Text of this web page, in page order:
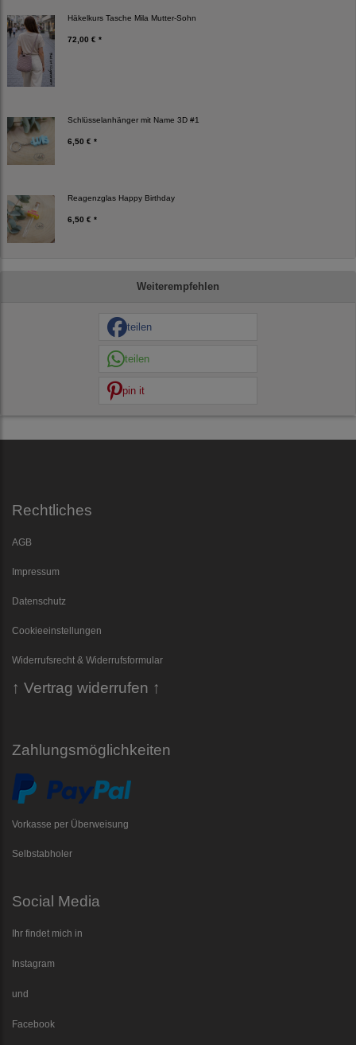
Häkelkurs Tasche Mila Mutter-Sohn
72,00 € *
Schlüsselanhänger mit Name 3D #1
6,50 € *
Reagenzglas Happy Birthday
6,50 € *
Weiterempfehlen
teilen
teilen
pin it
Rechtliches
AGB
Impressum
Datenschutz
Cookieeinstellungen
Widerrufsrecht & Widerrufsformular
↑ Vertrag widerrufen ↑
Zahlungsmöglichkeiten
Vorkasse per Überweisung
Selbstabholer
Social Media
Ihr findet mich in
Instagram
und
Facebook